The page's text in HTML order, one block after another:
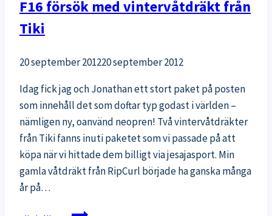
F16 försök med vintervåtdräkt från
Tiki
20 september 201220 september 2012
Idag fick jag och Jonathan ett stort paket på posten
som innehåll det som doftar typ godast i världen –
nämligen ny, oanvänd neopren! Två vintervåtdräkter
från Tiki fanns inuti paketet som vi passade på att
köpa när vi hittade dem billigt via jesajasport. Min
gamla våtdräkt från RipCurl började ha ganska många
år på…